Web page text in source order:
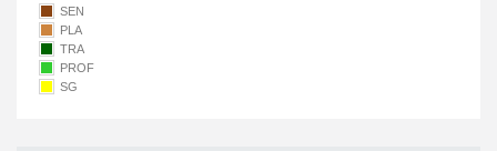
SEN
PLA
TRA
PROF
SG